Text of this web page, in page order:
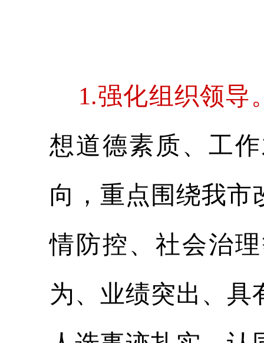
1.强化组织领导
想道德素质、工
向，重点围绕我市
情防控、社会治
为、业绩突出、具